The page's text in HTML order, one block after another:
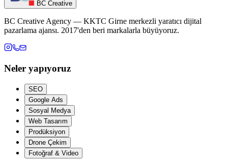
BC Creative
BC Creative Agency — KKTC Girne merkezli yaratıcı dijital
pazarlama ajansı. 2017'den beri markalarla büyüyoruz.
Neler yapıyoruz
SEO
Google Ads
Sosyal Medya
Web Tasarım
Prodüksiyon
Drone Çekim
Fotoğraf & Video